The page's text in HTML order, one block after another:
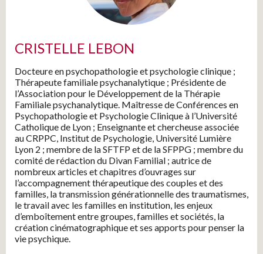
CRISTELLE LEBON
Docteure en psychopathologie et psychologie clinique ;
Thérapeute familiale psychanalytique ; Présidente de
l’Association pour le Développement de la Thérapie
Familiale psychanalytique. Maîtresse de Conférences en
Psychopathologie et Psychologie Clinique à l’Université
Catholique de Lyon ; Enseignante et chercheuse associée
au CRPPC, Institut de Psychologie, Université Lumière
Lyon 2 ; membre de la SFTFP et de la SFPPG ; membre du
comité de rédaction du Divan Familial ; autrice de
nombreux articles et chapitres d’ouvrages sur
l’accompagnement thérapeutique des couples et des
familles, la transmission générationnelle des traumatismes,
le travail avec les familles en institution, les enjeux
d’emboîtement entre groupes, familles et sociétés, la
création cinématographique et ses apports pour penser la
vie psychique.